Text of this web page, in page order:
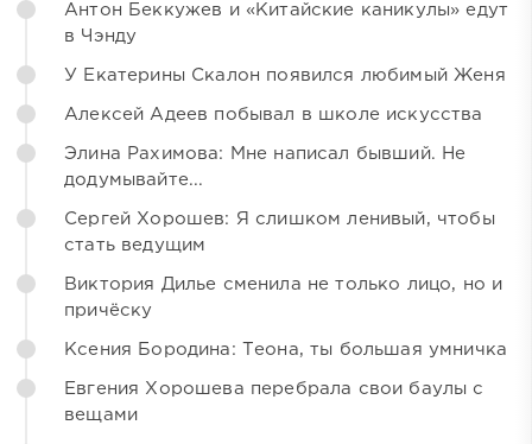
Антон Беккужев и «Китайские каникулы» едут
в Чэнду
У Екатерины Скалон появился любимый Женя
Алексей Адеев побывал в школе искусства
Элина Рахимова: Мне написал бывший. Не
додумывайте...
Сергей Хорошев: Я слишком ленивый, чтобы
стать ведущим
Виктория Дилье сменила не только лицо, но и
причёску
Ксения Бородина: Теона, ты большая умничка
Евгения Хорошева перебрала свои баулы с
вещами